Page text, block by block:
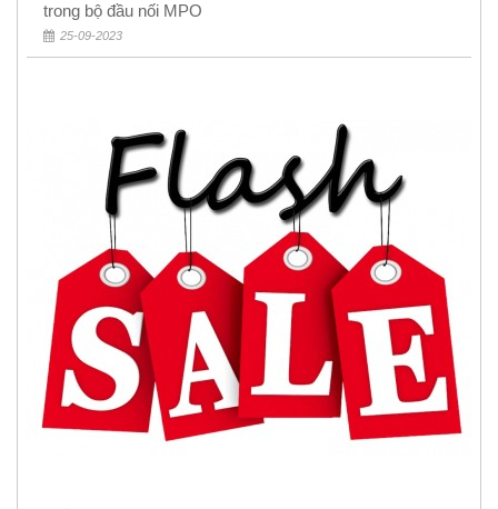
trong bộ đầu nối MPO
25-09-2023